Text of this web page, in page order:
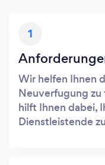
1
Wir helfen Ihnen
Neuverfugung zu
hilft Ihnen dabei,
Dienstleistende